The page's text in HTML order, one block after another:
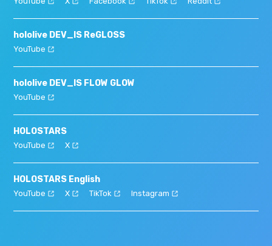
hololive DEV_IS ReGLOSS
YouTube
hololive DEV_IS FLOW GLOW
YouTube
HOLOSTARS
YouTube X
HOLOSTARS English
YouTube X TikTok Instagram